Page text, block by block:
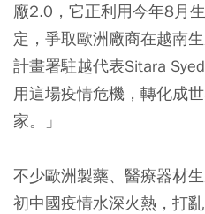
廠2.0，它正利用今年8月
定，爭取歐洲廠商在越南
計畫署駐越代表Sitara
用這場疫情危機，轉化成
家。」
不少歐洲製藥、醫療器材
初中國疫情水深火熱，打